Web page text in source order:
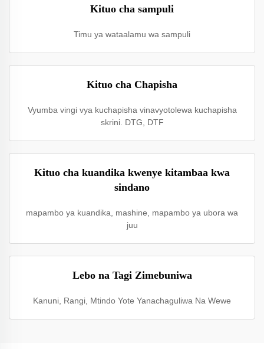
Kituo cha sampuli
Timu ya wataalamu wa sampuli
Kituo cha Chapisha
Vyumba vingi vya kuchapisha vinavyotolewa kuchapisha
skrini. DTG, DTF
Kituo cha kuandika kwenye kitambaa kwa
sindano
mapambo ya kuandika, mashine, mapambo ya ubora wa
juu
Lebo na Tagi Zimebuniwa
Kanuni, Rangi, Mtindo Yote Yanachaguliwa Na Wewe